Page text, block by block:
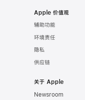
Apple 价值观
辅助功能
环境责任
隐私
供应链
关于 Apple
Newsroom